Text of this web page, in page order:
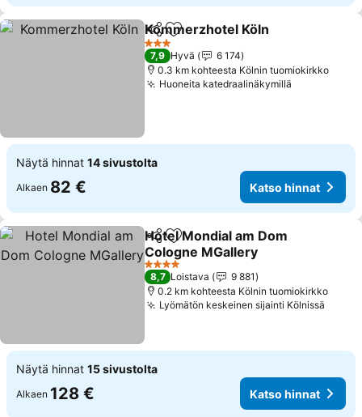
Jaa Lisää suosikkeihin
Kommerzhotel Köln
3 Tähtiluokitus
7,9 Hyvä
6 174
0.3 km kohteesta Kölnin tuomiokirkko
Huoneita katedraalinäkymillä
Näytä hinnat 14 sivustolta
Alkaen 82 € Katso hinnat
Jaa Lisää suosikkeihin
Hotel Mondial am Dom
Cologne MGallery
4 Tähtiluokitus
8,7 Loistava
9 881
0.2 km kohteesta Kölnin tuomiokirkko
Lyömätön keskeinen sijainti Kölnissä
Näytä hinnat 15 sivustolta
Alkaen 128 € Katso hinnat